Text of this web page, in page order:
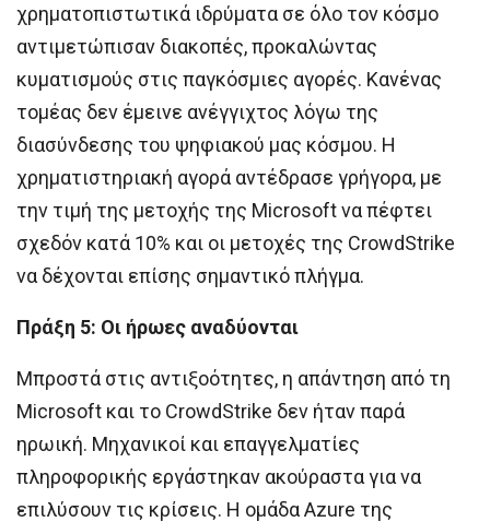
χρηματοπιστωτικά ιδρύματα σε όλο τον κόσμο
αντιμετώπισαν διακοπές, προκαλώντας
κυματισμούς στις παγκόσμιες αγορές. Κανένας
τομέας δεν έμεινε ανέγγιχτος λόγω της
διασύνδεσης του ψηφιακού μας κόσμου. Η
χρηματιστηριακή αγορά αντέδρασε γρήγορα, με
την τιμή της μετοχής της Microsoft να πέφτει
σχεδόν κατά 10% και οι μετοχές της CrowdStrike
να δέχονται επίσης σημαντικό πλήγμα.
Πράξη 5: Οι ήρωες αναδύονται
Μπροστά στις αντιξοότητες, η απάντηση από τη
Microsoft και το CrowdStrike δεν ήταν παρά
ηρωική. Μηχανικοί και επαγγελματίες
πληροφορικής εργάστηκαν ακούραστα για να
επιλύσουν τις κρίσεις. Η ομάδα Azure της